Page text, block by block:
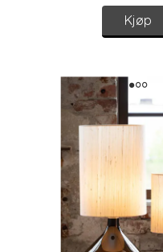
Kjøp